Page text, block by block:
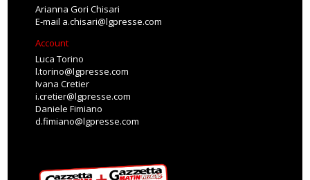
Arianna Gori Chisari
E-mail a.chisari@lgpresse.com
Account
Luca Torino
l.torino@lgpresse.com
Ivana Cretier
i.cretier@lgpresse.com
Daniele Fimiano
d.fimiano@lgpresse.com